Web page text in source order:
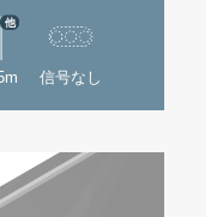
他
信号なし